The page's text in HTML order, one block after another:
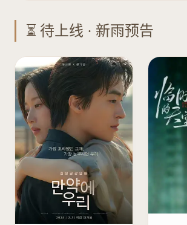
⏳ 待上线 · 新雨预告